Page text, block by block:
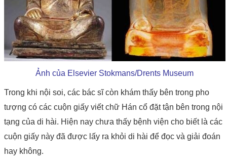
Ảnh của Elsevier Stokmans/Drents Museum
Trong khi nội soi, các bác sĩ còn khám thấy bên trong pho
tượng có các cuộn giấy viết chữ Hán cổ đặt tận bên trong nội
tạng của di hài. Hiện nay chưa thấy bệnh viện cho biết là các
cuộn giấy này đã được lấy ra khỏi di hài để đọc và giải đoán
hay không.